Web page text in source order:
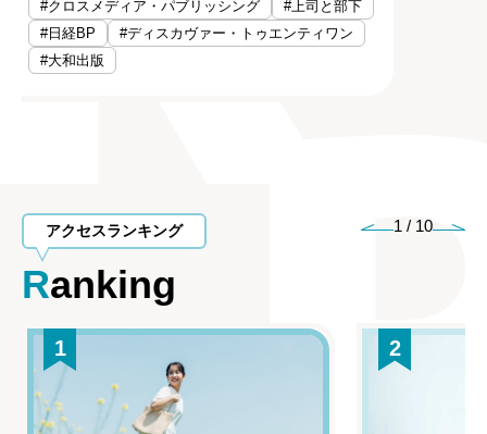
#クロスメディア・パブリッシング
#上司と部下
#日経BP
#ディスカヴァー・トゥエンティワン
#大和出版
アクセスランキング
Ranking
1 / 10
1 2